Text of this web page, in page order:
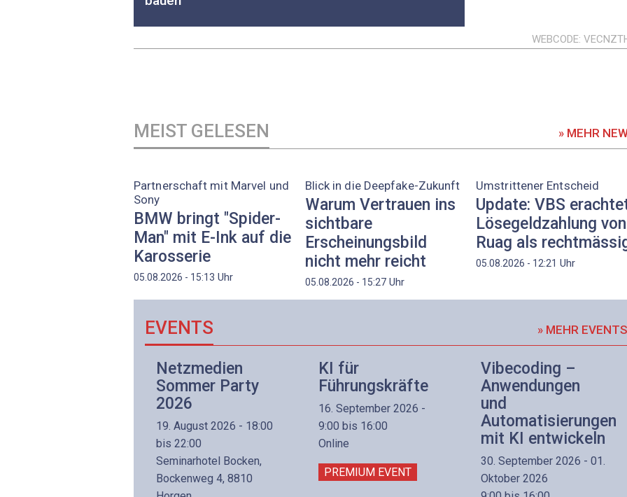
WEBCODE
MEIST GELESEN » MEHR
Partnerschaft mit Marvel und
Sony
BMW bringt "Spider-
Man" mit E-Ink auf die
Karosserie
05.08.2026 - 15:13 Uhr
Blick in die Deepfake-Zukunft
Warum Vertrauen ins
sichtbare
Erscheinungsbild
nicht mehr reicht
05.08.2026 - 15:27Uhr
Umstrittener Entscheid
Update: VBS
Lösegeldzahlung von
Ruag als
05.08.2026 - 12:21 Uhr
EVENTS » MEHR EVENTS
Netzmedien
Sommer Party
2026
19. August 2026 - 18:00
bis 22:00
Seminarhotel Bocken,
Bockenweg 4, 8810
KI für
Führungskräfte
16. September 2026 -
9:00 bis 16:00
Online
PREMIUM EVENT
Vibecoding –
Anwendungen
und
Automatisierungen
mit KI entwickeln
30. September 2026 - 01.
Oktober 2026